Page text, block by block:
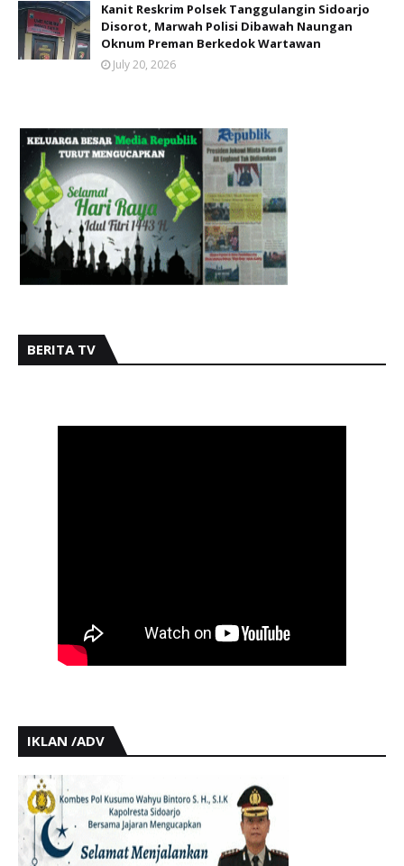
Kanit Reskrim Polsek Tanggulangin Sidoarjo
Disorot, Marwah Polisi Dibawah Naungan
Oknum Preman Berkedok Wartawan
July 20, 2026
BERITA TV
IKLAN /ADV